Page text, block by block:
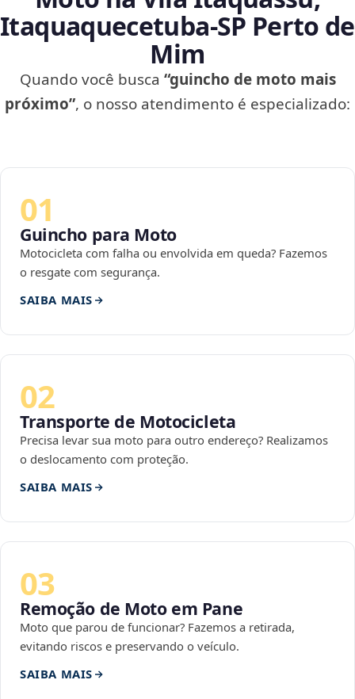
Itaquaquecetuba‑SP Perto de
Mim
Quando você busca “guincho de moto mais
próximo”, o nosso atendimento é especializado:
01
Guincho para Moto
Motocicleta com falha ou envolvida em queda? Fazemos
o resgate com segurança.
SAIBA MAIS
02
Transporte de Motocicleta
Precisa levar sua moto para outro endereço? Realizamos
o deslocamento com proteção.
SAIBA MAIS
03
Remoção de Moto em Pane
Moto que parou de funcionar? Fazemos a retirada,
evitando riscos e preservando o veículo.
SAIBA MAIS